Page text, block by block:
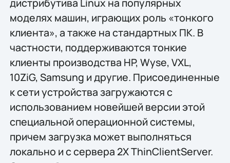
дистрибутива Linux на популярных
моделях машин, играющих роль «тонкого
клиента», а также на стандартных ПК. В
частности, поддерживаются тонкие
клиенты производства HP, Wyse, VXL,
10ZiG, Samsung и другие. Присоединенные
к сети устройства загружаются с
использованием новейшей версии этой
специальной операционной системы,
причем загрузка может выполняться
локально и с сервера 2X ThinClientServer.